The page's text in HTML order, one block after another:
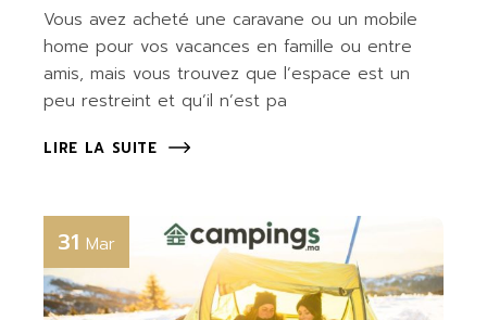
Vous avez acheté une caravane ou un mobile
home pour vos vacances en famille ou entre
amis, mais vous trouvez que l’espace est un
peu restreint et qu’il n’est pa
LIRE LA SUITE
31 Mar